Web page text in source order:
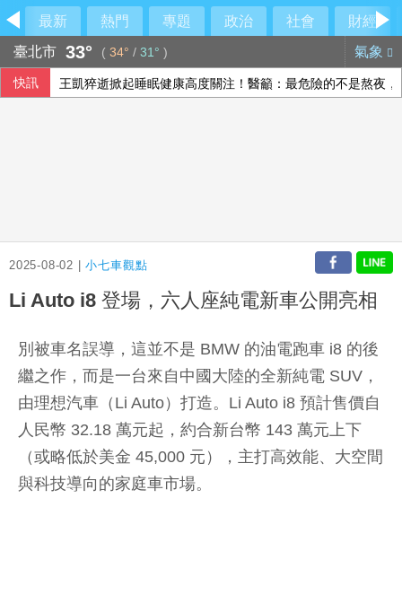
最新 熱門 專題 政治 社會
財經
臺北市 33° ( 34° / 31° ) 氣象
快訊 王凱猝逝掀起睡眠健康高度關注！醫籲：最危險的不是熬夜
2025-08-02 |小七車觀點
Li Auto i8 登場，六人座純電新車公開亮相
別被車名誤導，這並不是 BMW 的油電跑車 i8 的後
繼之作，而是一台來自中國大陸的全新純電 SUV，
由理想汽車（Li Auto）打造。Li Auto i8 預計售價自
人民幣 32.18 萬元起，約合新台幣 143 萬元上下
（或略低於美金 45,000 元），主打高效能、大空間
與科技導向的家庭車市場。